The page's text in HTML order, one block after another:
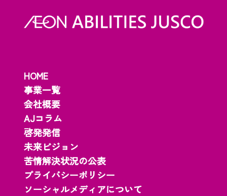
HOME
事業一覧
会社概要
AJコラム
啓発発信
未来ビジョン
苦情解決状況の公表
プライバシーポリシー
ソーシャルメディアについて